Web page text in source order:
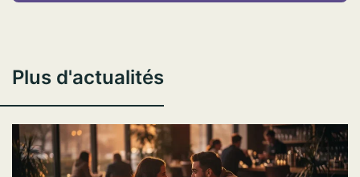
Plus d'actualités